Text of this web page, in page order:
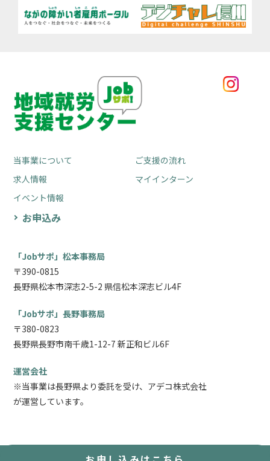
当事業について
ご支援の流れ
求人情報
マイインターン
イベント情報
お申込み
「Jobサポ」松本事務局
〒390-0815
長野県松本市深志2-5-2 県信松本深志ビル4F
「Jobサポ」長野事務局
〒380-0823
長野県長野市南千歳1-12-7 新正和ビル6F
運営会社
※当事業は長野県より委託を受け、アデコ株式会社
が運営しています。
Copyright © Jobサポ